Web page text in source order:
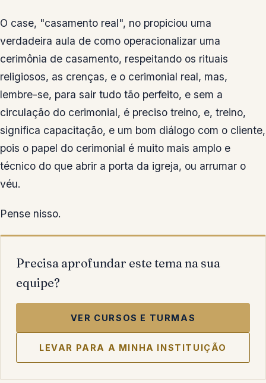
O case, "casamento real", no propiciou uma
verdadeira aula de como operacionalizar uma
cerimônia de casamento, respeitando os rituais
religiosos, as crenças, e o cerimonial real, mas,
lembre-se, para sair tudo tão perfeito, e sem a
circulação do cerimonial, é preciso treino, e, treino,
significa capacitação, e um bom diálogo com o cliente,
pois o papel do cerimonial é muito mais amplo e
técnico do que abrir a porta da igreja, ou arrumar o
véu.
Pense nisso.
Precisa aprofundar este tema na sua
equipe?
VER CURSOS E TURMAS
LEVAR PARA A MINHA INSTITUIÇÃO